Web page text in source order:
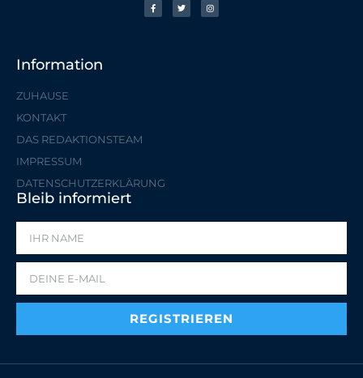
Information
ZUHAUSE
KONTAKT
DAS REDAKTIONSTEAM
IMPRESSUM
DATENSCHUTZERKLÄRUNG
Bleib informiert
REGISTRIEREN